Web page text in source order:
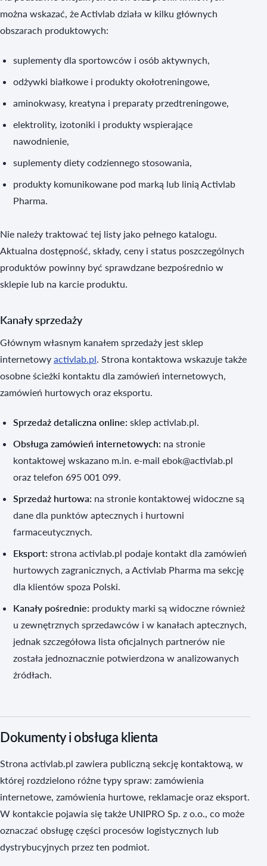
można wskazać, że Activlab działa w kilku głównych
obszarach produktowych:
suplementy dla sportowców i osób aktywnych,
odżywki białkowe i produkty okołotreningowe,
aminokwasy, kreatyna i preparaty przedtreningowe,
elektrolity, izotoniki i produkty wspierające
nawodnienie,
suplementy diety codziennego stosowania,
produkty komunikowane pod marką lub linią Activlab
Pharma.
Nie należy traktować tej listy jako pełnego katalogu.
Aktualna dostępność, składy, ceny i status poszczególnych
produktów powinny być sprawdzane bezpośrednio w
sklepie lub na karcie produktu.
Kanały sprzedaży
Głównym własnym kanałem sprzedaży jest sklep
internetowy activlab.pl. Strona kontaktowa wskazuje także
osobne ścieżki kontaktu dla zamówień internetowych,
zamówień hurtowych oraz eksportu.
Sprzedaż detaliczna online: sklep activlab.pl.
Obsługa zamówień internetowych: na stronie
kontaktowej wskazano m.in. e-mail ebok@activlab.pl
oraz telefon 695 001 099.
Sprzedaż hurtowa: na stronie kontaktowej widoczne są
dane dla punktów aptecznych i hurtowni
farmaceutycznych.
Eksport: strona activlab.pl podaje kontakt dla zamówień
hurtowych zagranicznych, a Activlab Pharma ma sekcję
dla klientów spoza Polski.
Kanały pośrednie: produkty marki są widoczne również
u zewnętrznych sprzedawców i w kanałach aptecznych,
jednak szczegółowa lista oficjalnych partnerów nie
została jednoznacznie potwierdzona w analizowanych
źródłach.
Dokumenty i obsługa klienta
Strona activlab.pl zawiera publiczną sekcję kontaktową, w
której rozdzielono różne typy spraw: zamówienia
internetowe, zamówienia hurtowe, reklamacje oraz eksport.
W kontakcie pojawia się także UNIPRO Sp. z o.o., co może
oznaczać obsługę części procesów logistycznych lub
dystrybucyjnych przez ten podmiot.